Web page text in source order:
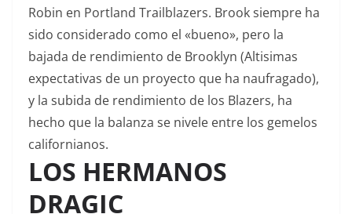
Robin en Portland Trailblazers. Brook siempre ha
sido considerado como el «bueno», pero la
bajada de rendimiento de Brooklyn (Altisimas
expectativas de un proyecto que ha naufragado),
y la subida de rendimiento de los Blazers, ha
hecho que la balanza se nivele entre los gemelos
californianos.
LOS HERMANOS
DRAGIC